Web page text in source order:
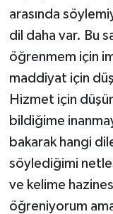
arasında
dil daha var. Bu
öğrenmem için
maddiyat için
Hizmet için
bildiğime
bakarak hangi
söylediğimi
ve kelime
öğreniyorum